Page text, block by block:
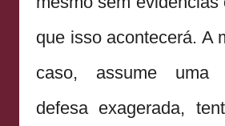
que isso acontecerá. A
caso, assume uma
defesa exagerada,